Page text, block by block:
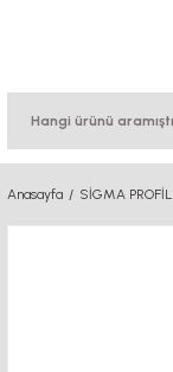
Anasayfa SİGMA PROFİL